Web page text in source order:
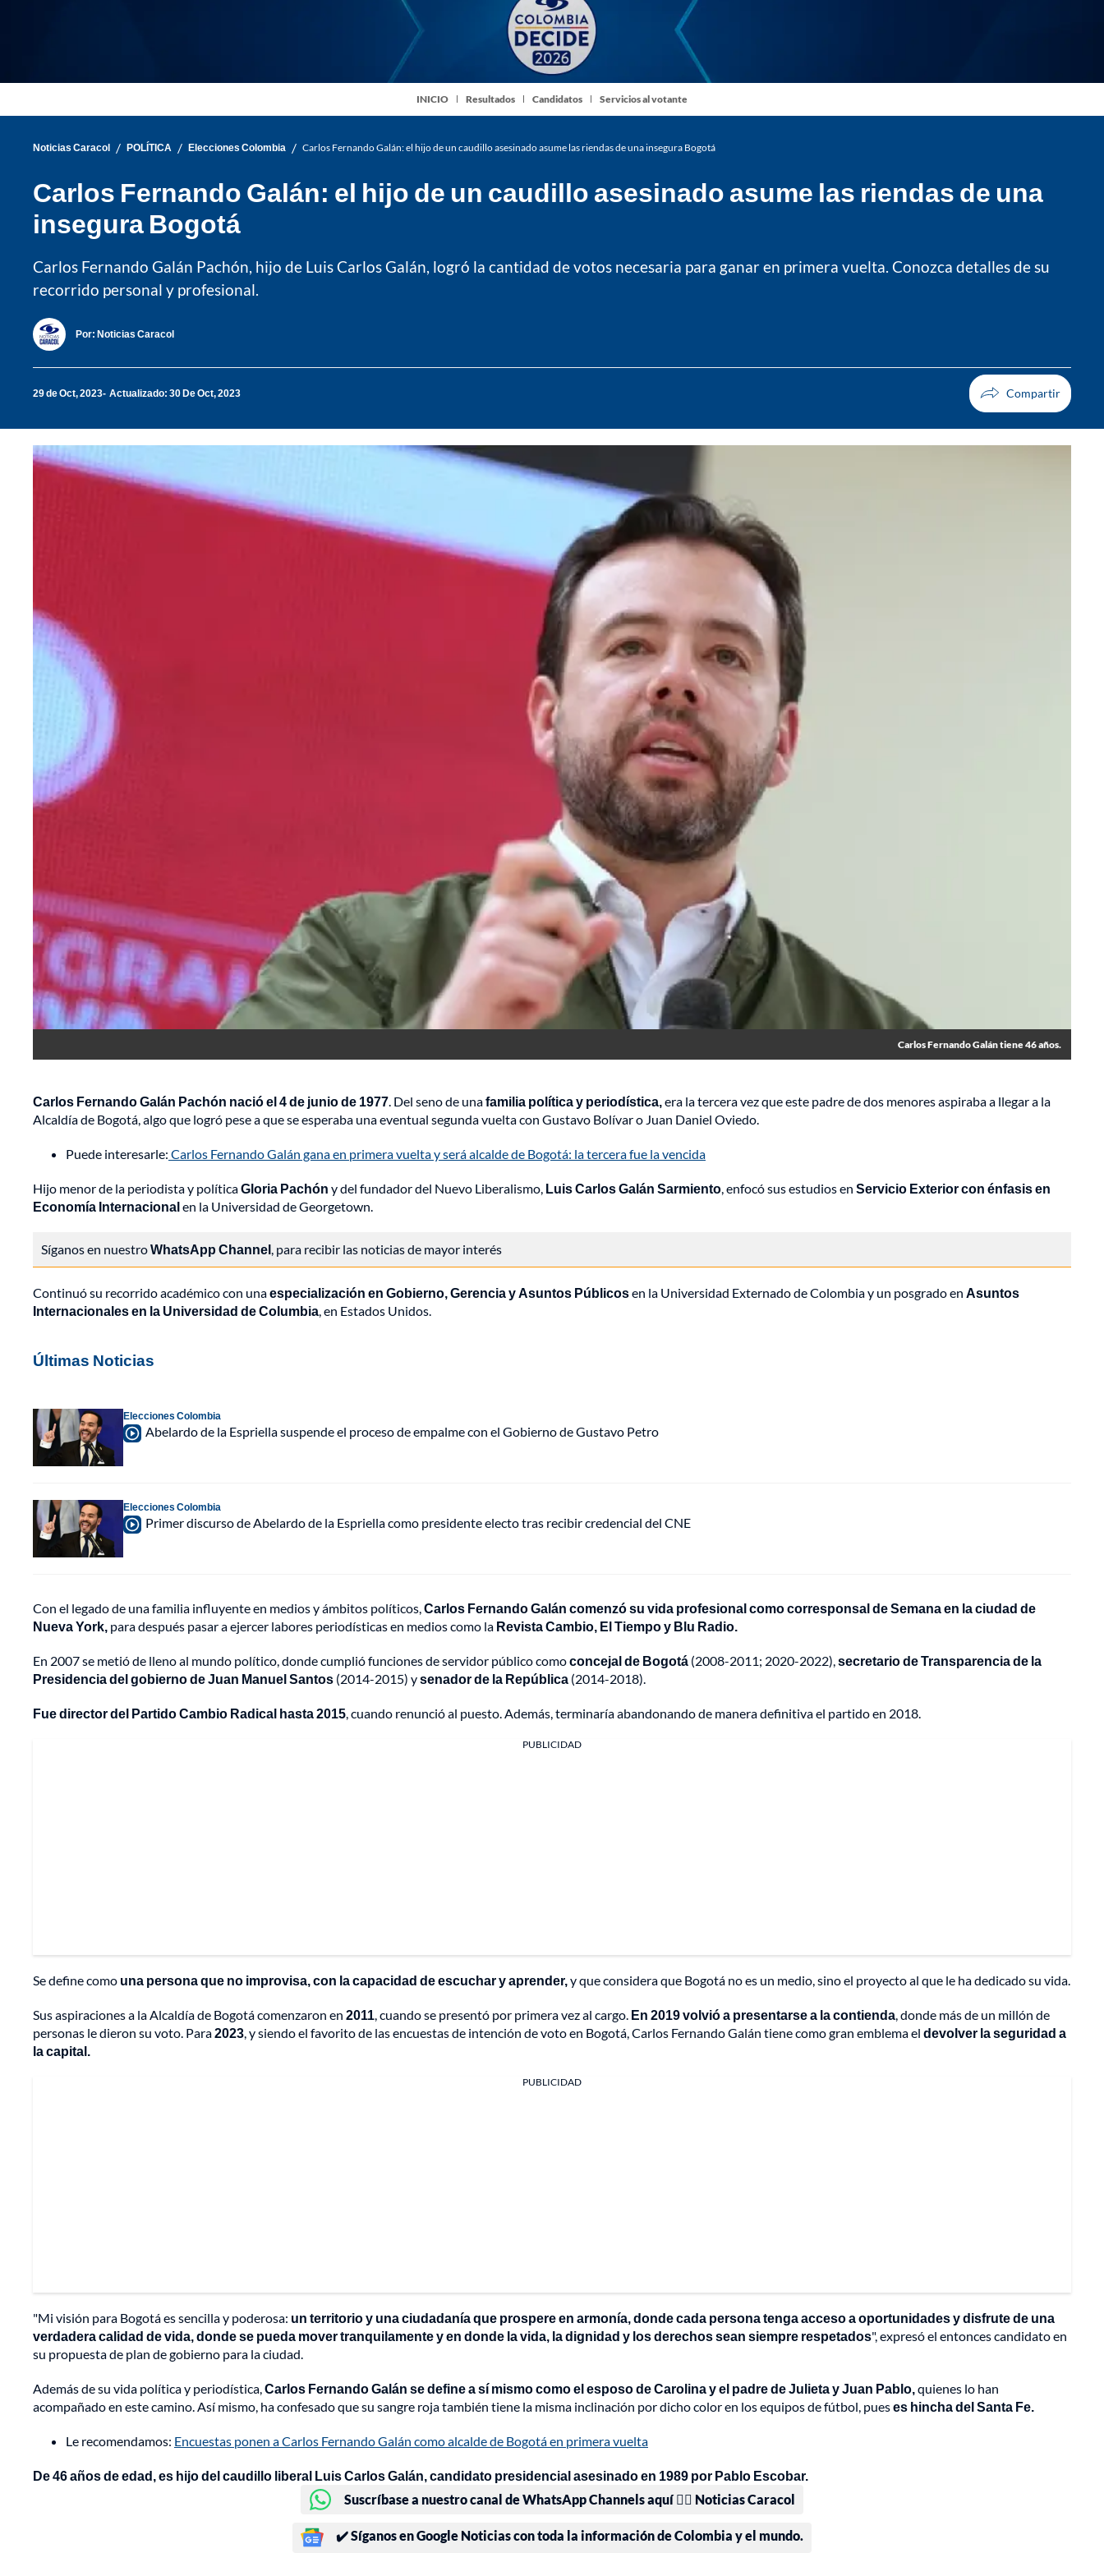
INICIO Resultados Candidatos Servicios al votante
Noticias Caracol / POLÍTICA / Elecciones Colombia / Carlos Fernando Galán: el hijo de un caudillo asesinado asume las riendas de una insegura Bogotá
Carlos Fernando Galán: el hijo de un caudillo asesinado asume las riendas de una
insegura Bogotá
Carlos Fernando Galán Pachón, hijo de Luis Carlos Galán, logró la cantidad de votos necesaria para ganar en primera vuelta. Conozca detalles de su
recorrido personal y profesional.
Por: Noticias Caracol
29 de Oct, 2023 Actualizado: 30 De Oct, 2023
Carlos Fernando Galán tiene 46 años.
Carlos Fernando Galán Pachón nació el 4 de junio de 1977 . Del seno de unafamilia política y periodística, era la tercera vez que este padre de dos menores aspiraba a llegar a la
Alcaldía de Bogotá, algo que logró pese a que se esperaba una eventual segunda vuelta con Gustavo Bolívar o Juan Daniel Oviedo.
Puede interesarle: Carlos Fernando Galán gana en primera vuelta y será alcalde de Bogotá: la tercera fue la vencida
Hijo menor de la periodista y políticaGloria Pachón y del fundador del Nuevo Liberalismo, Luis Carlos Galán Sarmiento , enfocó sus estudios en Servicio Exterior con énfasis en
Economía Internacionalen la Universidad de Georgetown.
Síganos en nuestroWhatsApp Channel , para recibir las noticias de mayor interés
Continuó su recorrido académico con unaespecialización en Gobierno, Gerencia y Asuntos Públicosen la Universidad Externado de Colombia y un posgrado en Asuntos
Internacionales en la Universidad de Columbia , en Estados Unidos.
Últimas Noticias
Elecciones Colombia
Abelardo de la Espriella suspende el proceso de empalme con el Gobierno de Gustavo Petro
Elecciones Colombia
Primer discurso de Abelardo de la Espriella como presidente electo tras recibir credencial del CNE
Con el legado de una familia influyente en medios y ámbitos políticos, Carlos Fernando Galán comenzó su vida profesional como corresponsal de Semana en la ciudad de
Nueva York, para después pasar a ejercer labores periodísticas en medios como la Revista Cambio, El Tiempo y Blu Radio.
En 2007 se metió de lleno al mundo político, donde cumplió funciones de servidor público comoconcejal de Bogotá (2008-2011; 2020-2022), secretario de Transparencia de la
Presidencia del gobierno de Juan Manuel Santos (2014-2015) ysenador de la República (2014-2018).
Fue director del Partido Cambio Radical hasta 2015 , cuando renunció al puesto. Además, terminaría abandonando de manera definitiva el partido en 2018.
PUBLICIDAD
Se define como una persona que no improvisa, con la capacidad de escuchar y aprender, y que considera que Bogotá no es un medio, sino el proyecto al que le ha dedicado su vida.
Sus aspiraciones a la Alcaldía de Bogotá comenzaron en 2011 , cuando se presentó por primera vez al cargo. En 2019 volvió a presentarse a la contienda , donde más de un millón de
personas le dieron su voto. Para2023 , y siendo el favorito de las encuestas de intención de voto en Bogotá, Carlos Fernando Galán tiene como gran emblema el devolver la seguridad a
la capital.
PUBLICIDAD
"Mi visión para Bogotá es sencilla y poderosa: un territorio y una ciudadanía que prospere en armonía, donde cada persona tenga acceso a oportunidades y disfrute de una
verdadera calidad de vida, donde se pueda mover tranquilamente y en donde la vida, la dignidad y los derechos sean siempre respetados", expresó el entonces candidato en
su propuesta de plan de gobierno para la ciudad.
Además de su vida política y periodística, Carlos Fernando Galán se define a sí mismo como el esposo de Carolina y el padre de Julieta y Juan Pablo, quienes lo han
acompañado en este camino. Así mismo, ha confesado que su sangre roja también tiene la misma inclinación por dicho color en los equipos de fútbol, pueses hincha del Santa Fe.
Le recomendamos: Encuestas ponen a Carlos Fernando Galán como alcalde de Bogotá en primera vuelta
De 46 años de edad, es hijo del caudillo liberal Luis Carlos Galán, candidato presidencial asesinado en 1989 por Pablo Escobar.
Suscríbase a nuestro canal de WhatsApp Channels aquí 👉🏻 Noticias Caracol
✔️ Síganos en Google Noticias con toda la información de Colombia y el mundo.